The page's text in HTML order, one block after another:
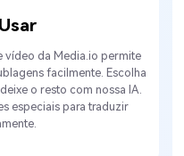
vídeo da Media.io permite
facilmente. Escolha
o resto com nossa IA.
especiais para traduzir